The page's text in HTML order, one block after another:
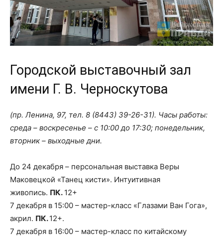
Городской выставочный зал
имени Г. В. Черноскутова
(пр. Ленина, 97, тел. 8 (8443) 39-26-31). Часы работы:
среда – воскресенье – с 10:00 до 17:30; понедельник,
вторник – выходные дни.
До 24 декабря – персональная выставка Веры
Маковецкой «Танец кисти». Интуитивная
живопись. ПК. 12+
7 декабря в 15:00 – мастер-класс «Глазами Ван Гога»,
акрил. ПК.12+.
7 декабря в 16:00 – мастер-класс по китайскому